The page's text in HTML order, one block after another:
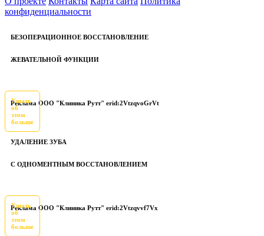
конфиденциальности
БЕЗОПЕРАЦИОННОЕ ВОССТАНОВЛЕНИЕ
ЖЕВАТЕЛЬНОЙ ФУНКЦИИ
Реклама ООО "Клиника Рутт" erid:2VtzqvoGrVt
Узнать
об
этом
больше
УДАЛЕНИЕ ЗУБА
С ОДНОМЕНТНЫМ ВОССТАНОВЛЕНИЕМ
Реклама ООО "Клиника Рутт" erid:2Vtzqvvf7Vx
Узнать
об
этом
больше